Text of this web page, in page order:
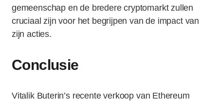
gemeenschap en de bredere cryptomarkt zullen
cruciaal zijn voor het begrijpen van de impact van
zijn acties.
Conclusie
Vitalik Buterin’s recente verkoop van Ethereum